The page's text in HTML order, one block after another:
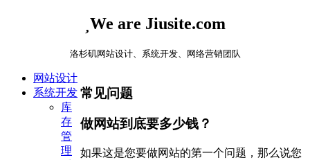
We are Jiusite.com
洛杉矶网站设计、系统开发、网络营销团队
常见问题
做网站到底要多少钱？
如果这是您要做网站的第一个问题，那么说您
网站设计
系统开发
库
存
管
理